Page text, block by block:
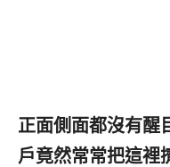
正面側面都沒有醒
戶竟然常常把這裡